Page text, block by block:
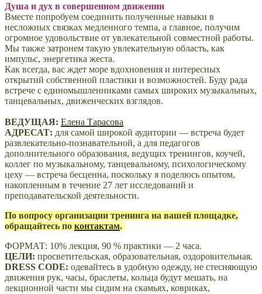
Душа и дух в совершенном движении
Вместе попробуем соединить полученные навыки в
несложных связках медленного темпа, а главное, получим
огромное удовольствие от увлекательной совместной работы.
Мы также затронем такую увлекательную область, как
импульс, энергетика жеста.
Как всегда, вас ждет море вдохновения и интересных
открытий собственной пластики и возможностей. Буду рада
встрече с единомышленниками самых широких музыкальных,
танцевальных, движенческих взглядов.
ВЕДУЩАЯ: Елена Тарасова
АДРЕСАТ: для самой широкой аудитории — встреча будет
развлекательно-познавательной, а для педагогов
дополнительного образования, ведущих тренингов, коучей,
коллег по музыкальному, танцевальному, психологическому
цеху — встреча бесценна, поскольку я поделюсь опытом,
накопленным в течение 27 лет исследований и
преподавательской деятельности.
По вопросу организации тренинга на вашей площадке,
обращайтесь по контактам.
ФОРМАТ: 10% лекция, 90 % практики — 2 часа.
ЦЕЛИ: просветительская, образовательная, оздоровительная.
DRESS CODE: одевайтесь в удобную одежду, не стесняющую
движения рук, часы, браслеты, кольца будут мешать, на
лекционной части мы сидим на скамьях, ковриках,